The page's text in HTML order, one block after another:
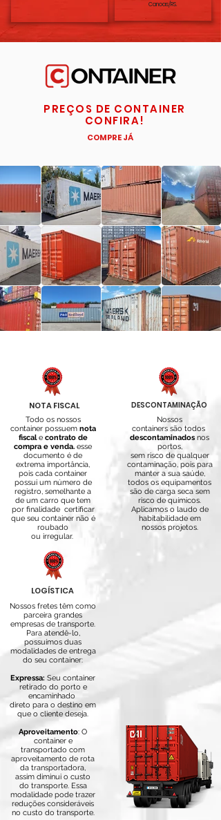
Canoas/RS.
PREÇOS DE CONTAINER
CONFIRA!
COMPRE JÁ
NOTA FISCAL
Todo os nossos
container possuem nota
fiscalecontrato de
compra e venda. esse
documento é de
extrema importância,
pois cada container
possui um número de
registro, semelhante a
de um carro que tem
por finalidade certificar
que seu container não é
roubado
ou irregular.
DESCONTAMINAÇÃO
Nossos
containers são todos
descontaminadosnos
portos,
sem risco de qualquer
contaminação, pois para
manter a sua saúde,
todos os equipamentos
são de carga seca sem
risco de químicos.
Aplicamos o laudo de
habitabilidade em
nossos projetos.
LOGÍSTICA
Nossos fretes têm como
parceira grandes
empresas de transporte.
Para atendê-lo,
possuímos duas
modalidades de entrega
do seu container:
Expressa: Seu container
retirado do porto e
encaminhado
direto para o destino em
que o cliente deseja.
Aproveitamento: O
container e
transportado com
aproveitamento de rota
da transportadora,
assim diminui o custo
do transporte. Essa
modalidade pode trazer
reduções consideráveis
no custo do transporte.